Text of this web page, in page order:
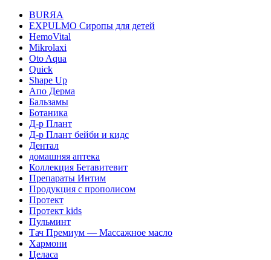
BURЯA
EXPULMO Сиропы для детей
HemoVital
Mikrolaxi
Oto Aqua
Quick
Shape Up
Апо Дерма
Бальзамы
Ботаника
Д-р Плант
Д-р Плант бейби и кидс
Дентал
домашняя аптека
Коллекция Бетавитевит
Препараты Интим
Продукция с прополисом
Протект
Протект kids
Пульминт
Тач Премиум — Массажное масло
Хармони
Целаса